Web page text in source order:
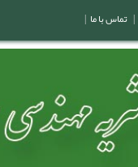
| تماس با ما |